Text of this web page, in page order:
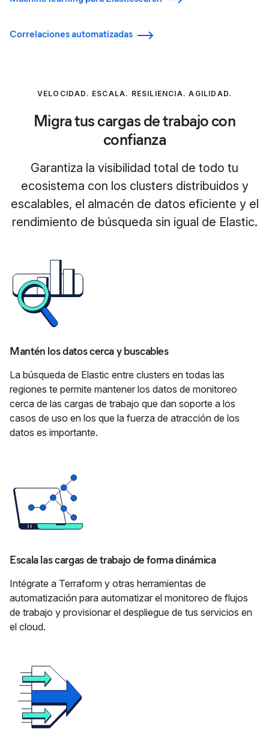
Correlaciones automatizadas
VELOCIDAD. ESCALA. RESILIENCIA. AGILIDAD.
Migra tus cargas de trabajo con
confianza
Garantiza la visibilidad total de todo tu
ecosistema con los clusters distribuidos y
escalables, el almacén de datos eficiente y el
rendimiento de búsqueda sin igual de Elastic.
Mantén los datos cerca y buscables
La búsqueda de Elastic entre clusters en todas las
regiones te permite mantener los datos de monitoreo
cerca de las cargas de trabajo que dan soporte a los
casos de uso en los que la fuerza de atracción de los
datos es importante.
Escala las cargas de trabajo de forma dinámica
Intégrate a Terraform y otras herramientas de
automatización para automatizar el monitoreo de flujos
de trabajo y provisionar el despliegue de tus servicios en
el cloud.